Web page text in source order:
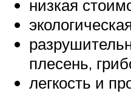
низкая
плесень,
легкость и